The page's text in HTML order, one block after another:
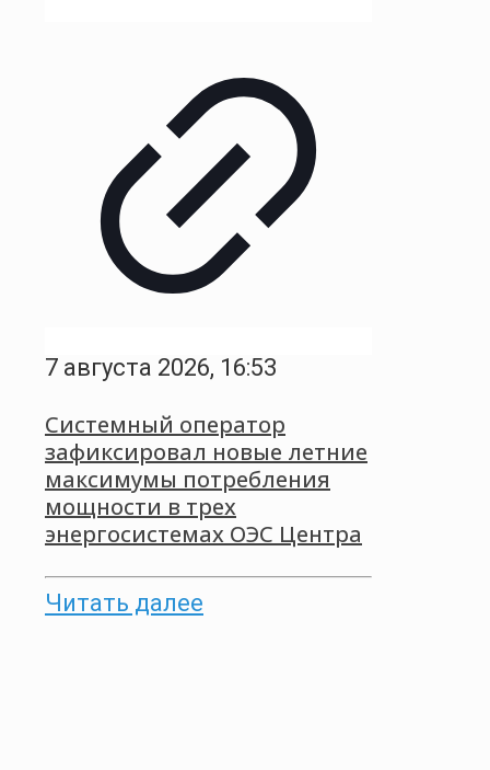
7 августа 2026, 16:53
Системный оператор
зафиксировал новые летние
максимумы потребления
мощности в трех
энергосистемах ОЭС Центра
Читать далее